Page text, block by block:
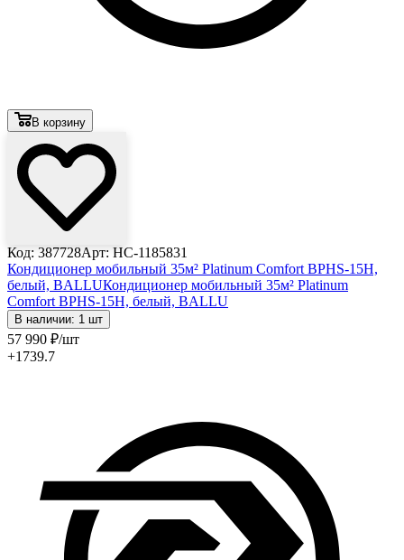
В корзину
Код: 387728Арт: НС-1185831
Кондиционер мобильный 35м² Platinum Comfort BPHS-15Н,
белый, BALLUКондиционер мобильный 35м² Platinum
Comfort BPHS-15Н, белый, BALLU
В наличии: 1 шт
57 990 ₽/шт
+1739.7